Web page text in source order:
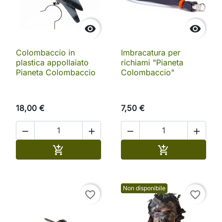

Colombaccio in
plastica appollaiato
Pianeta Colombaccio
18,00 €
 


Imbracatura per
richiami "Pianeta
Colombaccio"
7,50 €
 

favorite_border
Non disponibile
favorite_border